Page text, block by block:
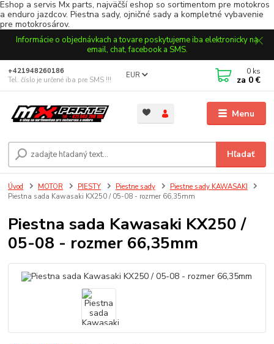
Eshop a servis Mx parts, najväčší eshop so sortimentom pre motokros
a enduro jazdcov. Piestna sady, ojničné sady a kompletné vybavenie
pre motokrosárov.
Informácie o objednávkach a tovare poskytujeme iba elektronicky na
email, chat, facebook a SMS.
Menu
EUR
Hľadať
+421948260186
Tel. číslo je určené iba pre SMS !!!
0 ks
za 0 €
Úvod MOTOR PIESTY Piestne sady
Piestne sady KAWASAKI
Piestna sada Kawasaki KX250 / 05-08 - rozmer 66,35mm
Piestna sada Kawasaki KX250 /
05-08 - rozmer 66,35mm